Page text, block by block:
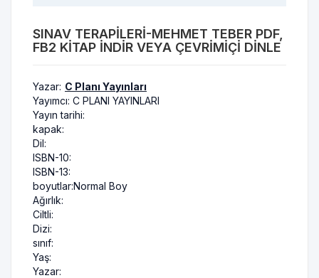
SINAV TERAPILERI-MEHMET TEBER PDF,
FB2 KITAP INDIR VEYA ÇEVRIMIÇI DINLE
Yazar: C Planı Yayınları
Yayımcı: C PLANI YAYINLARI
Yayın tarihi:
kapak:
Dil:
ISBN-10:
ISBN-13:
boyutlar:Normal Boy
Ağırlık:
Ciltli:
Dizi:
sınıf:
Yaş:
Yazar: